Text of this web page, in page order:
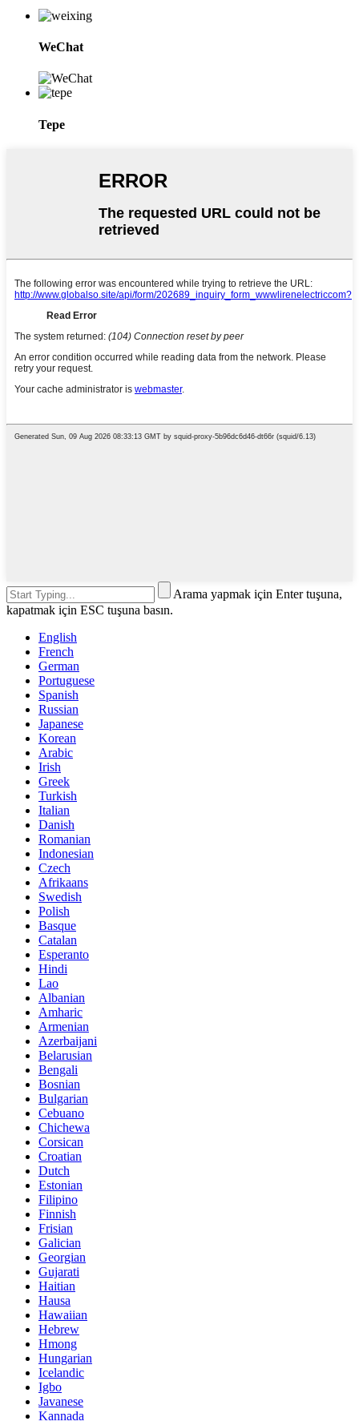
WeChat
Tepe
Arama yapmak için Enter tuşuna,
kapatmak için ESC tuşuna basın.
English
French
German
Portuguese
Spanish
Russian
Japanese
Korean
Arabic
Irish
Greek
Turkish
Italian
Danish
Romanian
Indonesian
Czech
Afrikaans
Swedish
Polish
Basque
Catalan
Esperanto
Hindi
Lao
Albanian
Amharic
Armenian
Azerbaijani
Belarusian
Bengali
Bosnian
Bulgarian
Cebuano
Chichewa
Corsican
Croatian
Dutch
Estonian
Filipino
Finnish
Frisian
Galician
Georgian
Gujarati
Haitian
Hausa
Hawaiian
Hebrew
Hmong
Hungarian
Icelandic
Igbo
Javanese
Kannada